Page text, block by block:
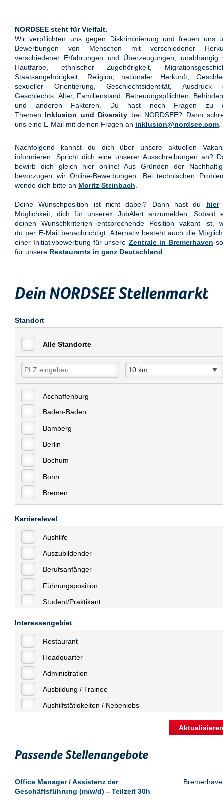
NORDSEE steht für Vielfalt.
Wir verpflichten uns gegen Diskriminierung und freuen uns
Bewerbungen von Menschen mit verschiedener
verschiedener Erfahrungen und Überzeugungen, unabhängig
Hautfarbe, ethnischer Zugehörigkeit,
Staatsangehörigkeit, Religion, nationaler Herkunft,
sexueller Orientierung, Geschlechtsidentität, Ausdruck
Geschlechts, Alter, Familienstand, Betreuungspflichten,
und anderen Faktoren. Du hast noch Fragen zu
Themen Inklusion und Diversity bei NORDSEE? Dann
uns eine E-Mail mit deinen Fragen an inklusion@nordsee.com
Nachfolgend kannst du dich über unsere aktuellen
informieren. Spricht dich eine unserer Ausschreibungen an?
bewirb dich gleich hier online! Aus Gründen der
bevorzugen wir Online-Bewerbungen. Bei technischen
wende dich bitte an Moritz Steinbach
Deine Wunschposition ist nicht dabei? Dann hast du hier
Möglichkeit, dich für unseren JobAlert anzumelden. Sobald
deinen Wunschkriterien entsprechende Position vakant ist,
du per E-Mail benachrichtigt. Alternativ besteht auch die
einer Initiativbewerbung für unsere Zentrale in Bremerhaven
für unsere Restaurants in ganz Deutschland
Dein NORDSEE Stellenmarkt
Standort
Alle Standorte
Aschaffenburg
Baden-Baden
Bamberg
Berlin
Bochum
Bonn
Bremen
Celle
Chemnitz
Dessau
Dresden
Düsseldorf
Erfurt
Essen
Frankfurt
Frankfurt am Main
Freiburg
Fulda
Göppingen
Hamburg
Heilbronn
Karrierelevel
Aushilfe
Auszubildender
Berufsanfänger
Führungsposition
Student/Praktikant
Interessengebiet
Restaurant
Headquarter
Administration
Ausbildung / Trainee
Aushilfstätigkeiten / Nebenjobs
Sonstiges
Passende Stellenangebote
Office Manager / Assistenz der
Geschäftsführung (m/w/d) – Teilzeit 30h